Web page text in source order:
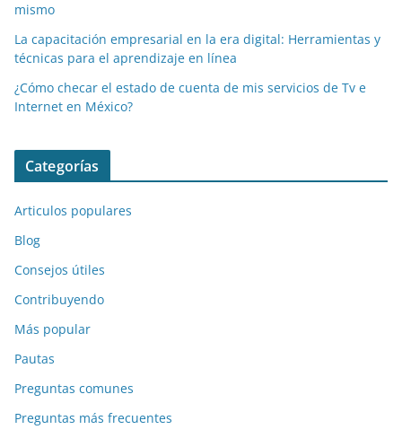
mismo
La capacitación empresarial en la era digital: Herramientas y
técnicas para el aprendizaje en línea
¿Cómo checar el estado de cuenta de mis servicios de Tv e
Internet en México?
Categorías
Articulos populares
Blog
Consejos útiles
Contribuyendo
Más popular
Pautas
Preguntas comunes
Preguntas más frecuentes